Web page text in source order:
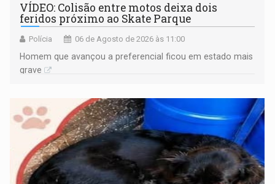
VÍDEO: Colisão entre motos deixa dois
feridos próximo ao Skate Parque
Polícia 06 de Agosto de 2026 às 11:00
Homem que avançou a preferencial ficou em estado mais
grave